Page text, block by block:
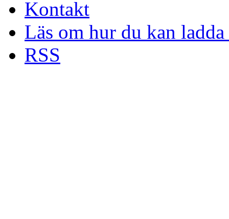
Kontakt
Läs om hur du kan
RSS